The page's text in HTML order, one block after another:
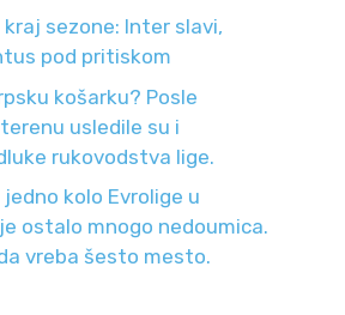
kraj sezone: Inter slavi,
pod pritiskom
košarku? Posle
usledile su i
rukovodstva lige.
kolo Evrolige u
ostalo mnogo nedoumica.
vreba šesto mesto.